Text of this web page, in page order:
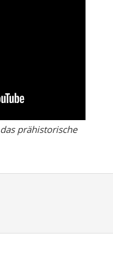
prähistorische